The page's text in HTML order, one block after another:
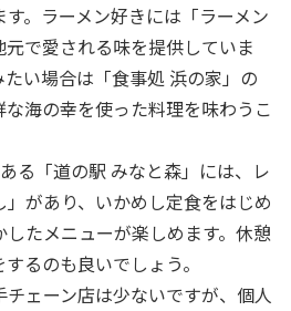
。ラーメン好きには「ラーメン
で愛される味を提供していま
い場合は「食事処 浜の家」の
海の幸を使った料理を味わうこ
る「道の駅 みなと森」には、レ
があり、いかめし定食をはじめ
たメニューが楽しめます。休憩
るのも良いでしょう。
ェーン店は少ないですが、個人